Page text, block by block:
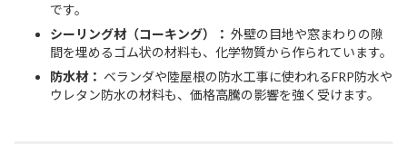
です。
シーリング材（コーキング）： 外壁の目地や窓まわりの隙
間を埋めるゴム状の材料も、化学物質から作られています。
防水材： ベランダや陸屋根の防水工事に使われるFRP防水や
ウレタン防水の材料も、価格高騰の影響を強く受けます。